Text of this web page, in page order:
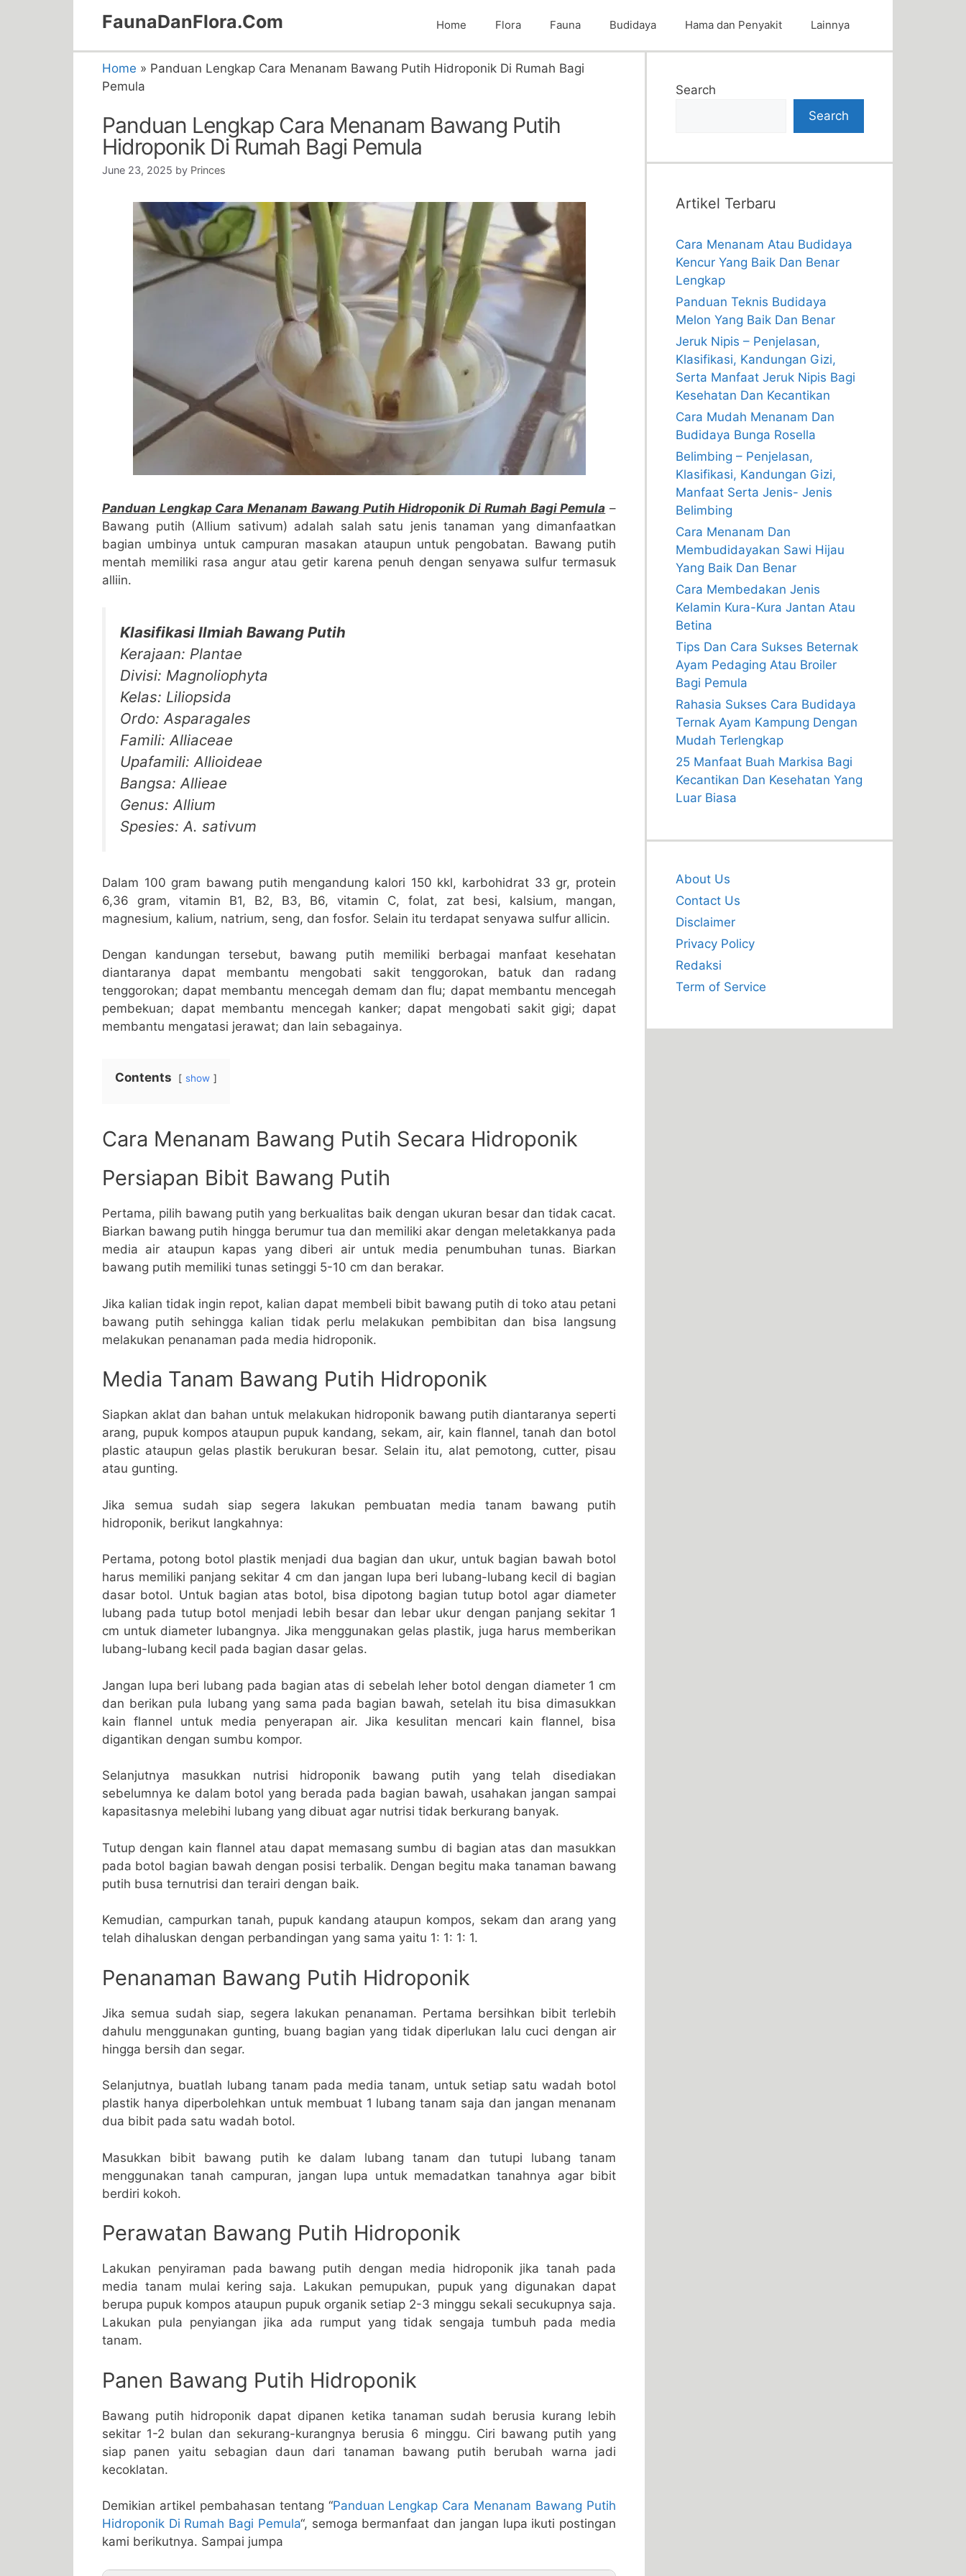
FaunaDanFlora.Com Home Flora Fauna Budidaya Hama dan Penyakit Lainnya
Home » Panduan Lengkap Cara Menanam Bawang Putih Hidroponik Di Rumah Bagi
Pemula
Panduan Lengkap Cara Menanam Bawang Putih
Hidroponik Di Rumah Bagi Pemula
June 23, 2025 by Princes
Panduan Lengkap Cara Menanam Bawang Putih Hidroponik Di Rumah Bagi Pemula –
Bawang putih (Allium sativum) adalah salah satu jenis tanaman yang dimanfaatkan
bagian umbinya untuk campuran masakan ataupun untuk pengobatan. Bawang putih
mentah memiliki rasa angur atau getir karena penuh dengan senyawa sulfur termasuk
alliin.
Klasifikasi Ilmiah Bawang Putih
Kerajaan: Plantae
Divisi: Magnoliophyta
Kelas: Liliopsida
Ordo: Asparagales
Famili: Alliaceae
Upafamili: Allioideae
Bangsa: Allieae
Genus: Allium
Spesies: A. sativum
Dalam 100 gram bawang putih mengandung kalori 150 kkl, karbohidrat 33 gr, protein
6,36 gram, vitamin B1, B2, B3, B6, vitamin C, folat, zat besi, kalsium, mangan,
magnesium, kalium, natrium, seng, dan fosfor. Selain itu terdapat senyawa sulfur allicin.
Dengan kandungan tersebut, bawang putih memiliki berbagai manfaat kesehatan
diantaranya dapat membantu mengobati sakit tenggorokan, batuk dan radang
tenggorokan; dapat membantu mencegah demam dan flu; dapat membantu mencegah
pembekuan; dapat membantu mencegah kanker; dapat mengobati sakit gigi; dapat
membantu mengatasi jerawat; dan lain sebagainya.
Contents show
Cara Menanam Bawang Putih Secara Hidroponik
Persiapan Bibit Bawang Putih
Pertama, pilih bawang putih yang berkualitas baik dengan ukuran besar dan tidak cacat.
Biarkan bawang putih hingga berumur tua dan memiliki akar dengan meletakkanya pada
media air ataupun kapas yang diberi air untuk media penumbuhan tunas. Biarkan
bawang putih memiliki tunas setinggi 5-10 cm dan berakar.
Jika kalian tidak ingin repot, kalian dapat membeli bibit bawang putih di toko atau petani
bawang putih sehingga kalian tidak perlu melakukan pembibitan dan bisa langsung
melakukan penanaman pada media hidroponik.
Media Tanam Bawang Putih Hidroponik
Siapkan aklat dan bahan untuk melakukan hidroponik bawang putih diantaranya seperti
arang, pupuk kompos ataupun pupuk kandang, sekam, air, kain flannel, tanah dan botol
plastic ataupun gelas plastik berukuran besar. Selain itu, alat pemotong, cutter, pisau
atau gunting.
Jika semua sudah siap segera lakukan pembuatan media tanam bawang putih
hidroponik, berikut langkahnya:
Pertama, potong botol plastik menjadi dua bagian dan ukur, untuk bagian bawah botol
harus memiliki panjang sekitar 4 cm dan jangan lupa beri lubang-lubang kecil di bagian
dasar botol. Untuk bagian atas botol, bisa dipotong bagian tutup botol agar diameter
lubang pada tutup botol menjadi lebih besar dan lebar ukur dengan panjang sekitar 1
cm untuk diameter lubangnya. Jika menggunakan gelas plastik, juga harus memberikan
lubang-lubang kecil pada bagian dasar gelas.
Jangan lupa beri lubang pada bagian atas di sebelah leher botol dengan diameter 1 cm
dan berikan pula lubang yang sama pada bagian bawah, setelah itu bisa dimasukkan
kain flannel untuk media penyerapan air. Jika kesulitan mencari kain flannel, bisa
digantikan dengan sumbu kompor.
Selanjutnya masukkan nutrisi hidroponik bawang putih yang telah disediakan
sebelumnya ke dalam botol yang berada pada bagian bawah, usahakan jangan sampai
kapasitasnya melebihi lubang yang dibuat agar nutrisi tidak berkurang banyak.
Tutup dengan kain flannel atau dapat memasang sumbu di bagian atas dan masukkan
pada botol bagian bawah dengan posisi terbalik. Dengan begitu maka tanaman bawang
putih busa ternutrisi dan terairi dengan baik.
Kemudian, campurkan tanah, pupuk kandang ataupun kompos, sekam dan arang yang
telah dihaluskan dengan perbandingan yang sama yaitu 1: 1: 1: 1.
Penanaman Bawang Putih Hidroponik
Jika semua sudah siap, segera lakukan penanaman. Pertama bersihkan bibit terlebih
dahulu menggunakan gunting, buang bagian yang tidak diperlukan lalu cuci dengan air
hingga bersih dan segar.
Selanjutnya, buatlah lubang tanam pada media tanam, untuk setiap satu wadah botol
plastik hanya diperbolehkan untuk membuat 1 lubang tanam saja dan jangan menanam
dua bibit pada satu wadah botol.
Masukkan bibit bawang putih ke dalam lubang tanam dan tutupi lubang tanam
menggunakan tanah campuran, jangan lupa untuk memadatkan tanahnya agar bibit
berdiri kokoh.
Perawatan Bawang Putih Hidroponik
Lakukan penyiraman pada bawang putih dengan media hidroponik jika tanah pada
media tanam mulai kering saja. Lakukan pemupukan, pupuk yang digunakan dapat
berupa pupuk kompos ataupun pupuk organik setiap 2-3 minggu sekali secukupnya saja.
Lakukan pula penyiangan jika ada rumput yang tidak sengaja tumbuh pada media
tanam.
Panen Bawang Putih Hidroponik
Bawang putih hidroponik dapat dipanen ketika tanaman sudah berusia kurang lebih
sekitar 1-2 bulan dan sekurang-kurangnya berusia 6 minggu. Ciri bawang putih yang
siap panen yaitu sebagian daun dari tanaman bawang putih berubah warna jadi
kecoklatan.
Demikian artikel pembahasan tentang “Panduan Lengkap Cara Menanam Bawang Putih
Hidroponik Di Rumah Bagi Pemula“, semoga bermanfaat dan jangan lupa ikuti postingan
kami berikutnya. Sampai jumpa
Search
Search
Artikel Terbaru
Cara Menanam Atau Budidaya
Kencur Yang Baik Dan Benar
Lengkap
Panduan Teknis Budidaya
Melon Yang Baik Dan Benar
Jeruk Nipis – Penjelasan,
Klasifikasi, Kandungan Gizi,
Serta Manfaat Jeruk Nipis Bagi
Kesehatan Dan Kecantikan
Cara Mudah Menanam Dan
Budidaya Bunga Rosella
Belimbing – Penjelasan,
Klasifikasi, Kandungan Gizi,
Manfaat Serta Jenis- Jenis
Belimbing
Cara Menanam Dan
Membudidayakan Sawi Hijau
Yang Baik Dan Benar
Cara Membedakan Jenis
Kelamin Kura-Kura Jantan Atau
Betina
Tips Dan Cara Sukses Beternak
Ayam Pedaging Atau Broiler
Bagi Pemula
Rahasia Sukses Cara Budidaya
Ternak Ayam Kampung Dengan
Mudah Terlengkap
25 Manfaat Buah Markisa Bagi
Kecantikan Dan Kesehatan Yang
Luar Biasa
About Us
Contact Us
Disclaimer
Privacy Policy
Redaksi
Term of Service